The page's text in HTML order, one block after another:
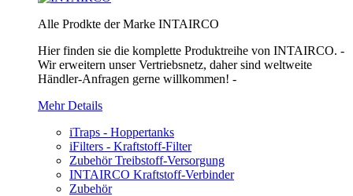
Alle Prodkte der Marke INTAIRCO
Hier finden sie die komplette Produktreihe von INTAIRCO. -
Wir erweitern unser Vertriebsnetz, daher sind weltweite
Händler-Anfragen gerne willkommen! -
Mehr Details
iTraps - Hoppertanks
iFilters - Kraftstoff-Filter
Zubehör Treibstoff-Versorgung
INTAIRCO Kraftstoff-Verbinder
Zubehör